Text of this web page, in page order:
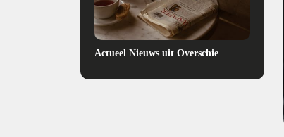
Actueel Nieuws uit Overschie